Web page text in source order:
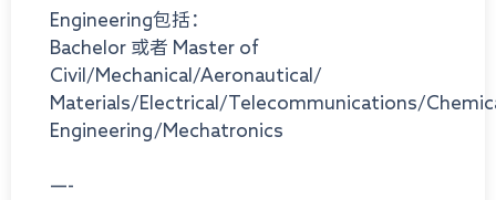
Engineering包括：
Bachelor 或者 Master of
Civil/Mechanical/Aeronautical/
Materials/Electrical/Telecommunications/
Engineering/Mechatronics
—-